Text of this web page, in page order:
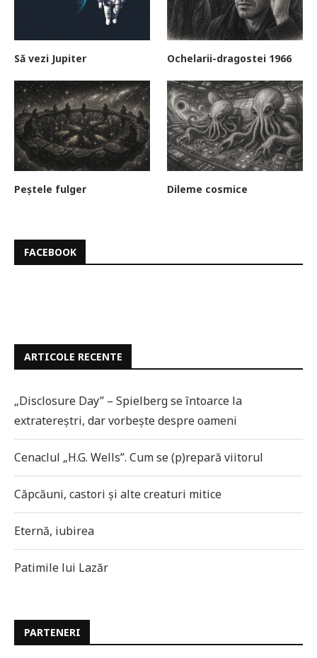
Să vezi Jupiter Ochelarii-dragostei 1966
Peștele fulger Dileme cosmice
FACEBOOK
ARTICOLE RECENTE
„Disclosure Day” – Spielberg se întoarce la
extratereștri, dar vorbește despre oameni
Cenaclul „H.G. Wells”. Cum se (p)repară viitorul
Căpcăuni, castori și alte creaturi mitice
Eternă, iubirea
Patimile lui Lazăr
PARTENERI